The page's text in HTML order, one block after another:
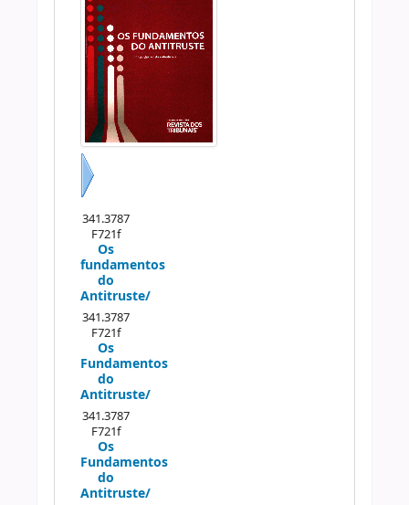
341.3787
F721f
Os
fundamentos
do
Antitruste/
341.3787
F721f
Os
Fundamentos
do
Antitruste/
341.3787
F721f
Os
Fundamentos
do
Antitruste/